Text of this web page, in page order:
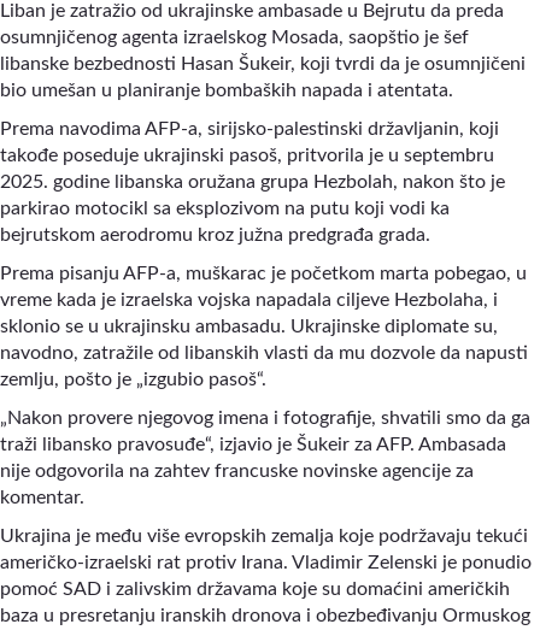
Liban je zatražio od ukrajinske ambasade u Bejrutu da preda
osumnjičenog agenta izraelskog Mosada, saopštio je šef
libanske bezbednosti Hasan Šukeir, koji tvrdi da je osumnjičeni
bio umešan u planiranje bombaških napada i atentata.
Prema navodima AFP-a, sirijsko-palestinski državljanin, koji
takođe poseduje ukrajinski pasoš, pritvorila je u septembru
2025. godine libanska oružana grupa Hezbolah, nakon što je
parkirao motocikl sa eksplozivom na putu koji vodi ka
bejrutskom aerodromu kroz južna predgrađa grada.
Prema pisanju AFP-a, muškarac je početkom marta pobegao, u
vreme kada je izraelska vojska napadala ciljeve Hezbolaha, i
sklonio se u ukrajinsku ambasadu. Ukrajinske diplomate su,
navodno, zatražile od libanskih vlasti da mu dozvole da napusti
zemlju, pošto je „izgubio pasoš“.
„Nakon provere njegovog imena i fotografije, shvatili smo da ga
traži libansko pravosuđe“, izjavio je Šukeir za AFP. Ambasada
nije odgovorila na zahtev francuske novinske agencije za
komentar.
Ukrajina je među više evropskih zemalja koje podržavaju tekući
američko-izraelski rat protiv Irana. Vladimir Zelenski je ponudio
pomoć SAD i zalivskim državama koje su domaćini američkih
baza u presretanju iranskih dronova i obezbeđivanju Ormuskog